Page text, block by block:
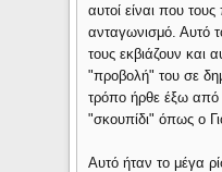
αυτοί είναι που
ανταγωνισμό. Αυτό
τους εκβιάζουν και
"προβολή" του σε
τρόπο ήρθε έξω από
"σκουπίδι" όπως ο
Αυτό ήταν το μέγα